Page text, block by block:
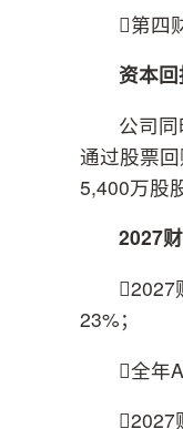
第四
资本回
公司
通过股票
5,400万股
2027
2027
23%；
全年
2027